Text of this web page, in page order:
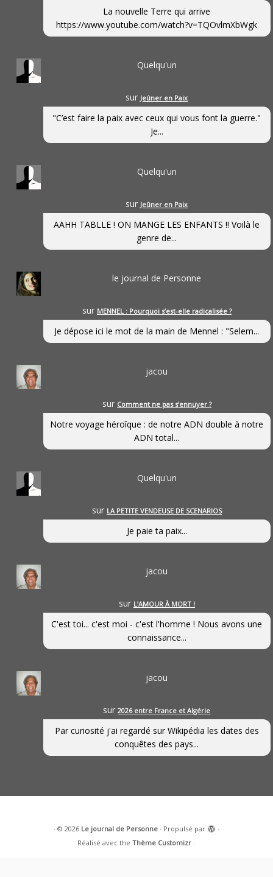
La nouvelle Terre qui arrive
https://www.youtube.com/watch?v=TQOvlmXbWgk
Quelqu'un
sur Jeûner en Paix
"C’est faire la paix avec ceux qui vous font la guerre."
Je...
Quelqu'un
sur Jeûner en Paix
AAHH TABLLE ! ON MANGE LES ENFANTS !! Voilà le
genre de...
le journal de Personne
sur MENNEL : Pourquoi s’est-elle radicalisée ?
Je dépose ici le mot de la main de Mennel : "Selem...
jacou
sur Comment ne pas s’ennuyer ?
Notre voyage héroîque : de notre ADN double à notre
ADN total...
Quelqu'un
sur LA PETITE VENDEUSE DE SCENARIOS
Je paie ta paix...
jacou
sur L’AMOUR À MORT !
C'est toi... c'est moi - c'est l'homme ! Nous avons une
connaissance...
jacou
sur2026 entre France et Algérie
Par curiosité j'ai regardé sur Wikipédia les dates des
conquêtes des pays...
· © 2026 Le journal de Personne· Propulsé par
·
Réalisé avec theThème Customizr ·